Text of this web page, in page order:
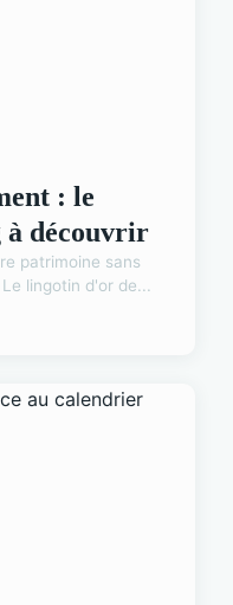
: le
à découvrir
patrimoine sans
lingotin d'or de...